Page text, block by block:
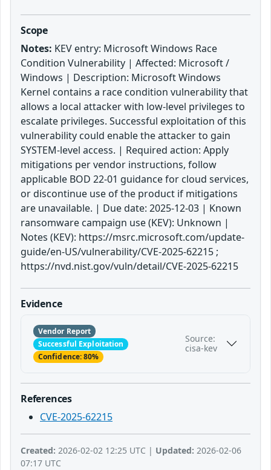
Scope
Notes: KEV entry: Microsoft Windows Race
Condition Vulnerability | Affected: Microsoft /
Windows | Description: Microsoft Windows
Kernel contains a race condition vulnerability that
allows a local attacker with low-level privileges to
escalate privileges. Successful exploitation of this
vulnerability could enable the attacker to gain
SYSTEM-level access. | Required action: Apply
mitigations per vendor instructions, follow
applicable BOD 22-01 guidance for cloud services,
or discontinue use of the product if mitigations
are unavailable. | Due date: 2025-12-03 | Known
ransomware campaign use (KEV): Unknown |
Notes (KEV): https://msrc.microsoft.com/update-
guide/en-US/vulnerability/CVE-2025-62215 ;
https://nvd.nist.gov/vuln/detail/CVE-2025-62215
Evidence
Vendor Report
Successful Exploitation
Confidence: 80%
Source:
cisa-kev
References
CVE-2025-62215
Created: 2026-02-02 12:25 UTC | Updated: 2026-02-06
07:17 UTC